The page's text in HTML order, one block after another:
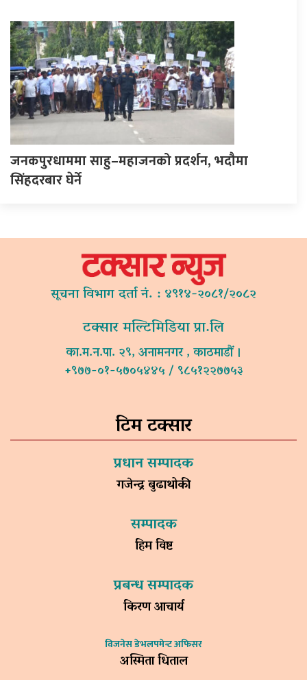
जनकपुरधाममा साहु–महाजनको प्रदर्शन, भदौमा
सिंहदरबार घेर्ने
सूचना विभाग दर्ता नं. : ४९१४-२०८१/२०८२
टक्सार मल्टिमिडिया प्रा.लि
का.म.न.पा. २९, अनामनगर , काठमाडौं ।
+९७७-०१-५७०५४४५ / ९८५१२२७७५३
टिम टक्सार
प्रधान सम्पादक
गजेन्द्र बुढाथोकी
सम्पादक
हिम विष्ट
प्रबन्ध सम्पादक
किरण आचार्य
विजनेस डेभलपमेन्ट अफिसर
अस्मिता धिताल